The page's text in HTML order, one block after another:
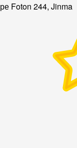
Foton 244, Jinma